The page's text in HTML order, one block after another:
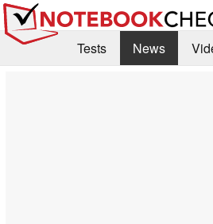
Tests News